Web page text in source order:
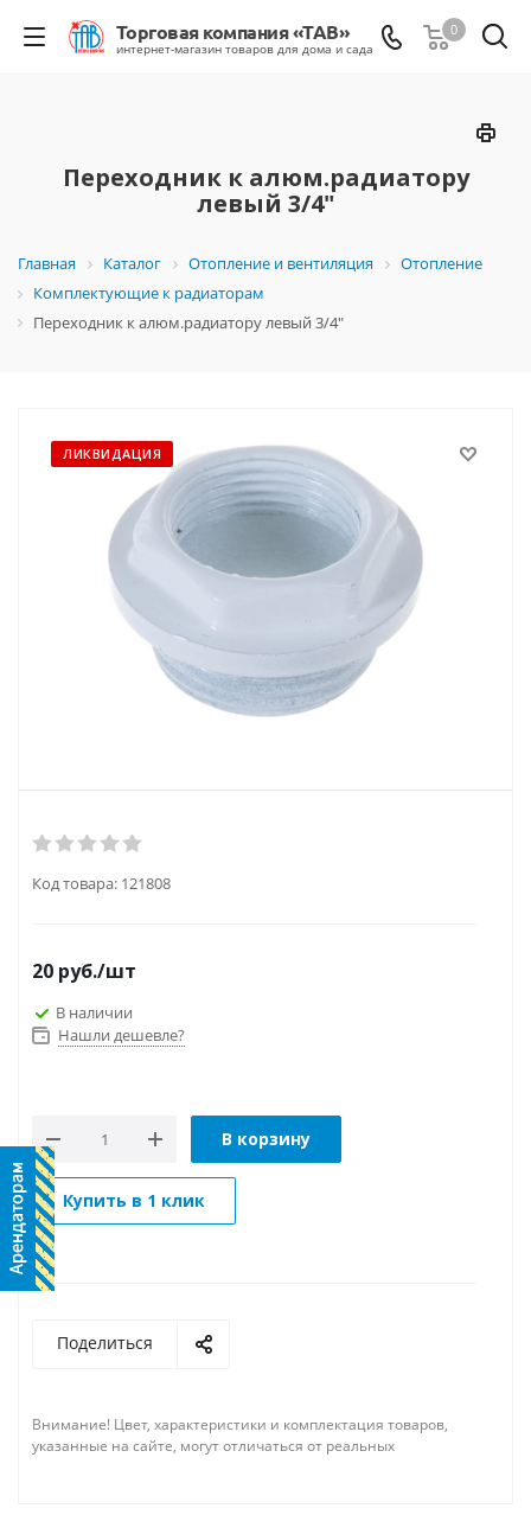
0
Переходник к алюм.радиатору
левый 3/4"
Главная Каталог Отопление и вентиляция
Отопление
Комплектующие к радиаторам
Переходник к алюм.радиатору левый 3/4"
ЛИКВИДАЦИЯ
Код товара: 121808
20 руб./шт
В наличии
Нашли дешевле?
В корзину
Купить в 1 клик
Поделиться
Внимание! Цвет, характеристики и комплектация товаров,
указанные на сайте, могут отличаться от реальных